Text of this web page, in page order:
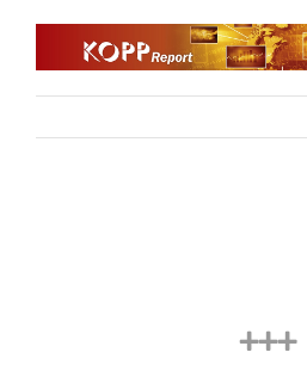
+++